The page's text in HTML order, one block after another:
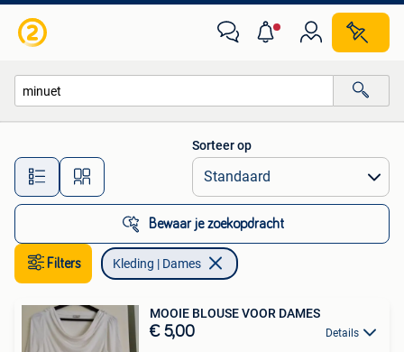
Alle afstanden…
Sorteer op
Bewaar je zoekopdracht
Filters Kleding | Dames
MOOIE BLOUSE VOOR DAMES
€ 5,00 Details